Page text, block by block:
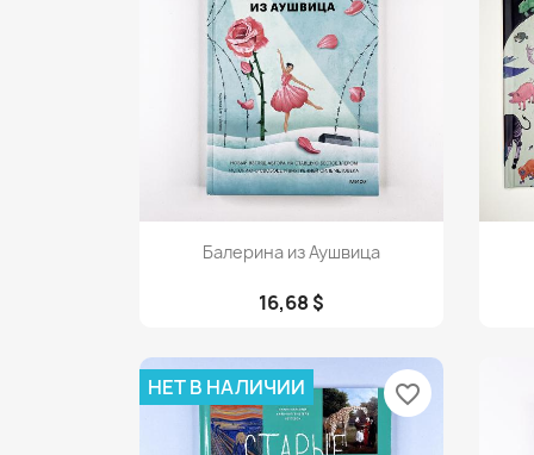
Просмотр
Балерина из Аушвица
16,68 $
НЕТ В НАЛИЧИИ favorite_border